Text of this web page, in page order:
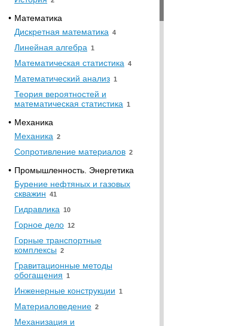
• Математика
Дискретная математика 4
Линейная алгебра 1
Математическая статистика 4
Математический анализ 1
Теория вероятностей и
математическая статистика 1
• Механика
Механика 2
Сопротивление материалов 2
• Промышленность. Энергетика
Бурение нефтяных и газовых
скважин 41
Гидравлика 10
Горное дело 12
Горные транспортные
комплексы 2
Гравитационные методы
обогащения 1
Инженерные конструкции 1
Материаловедение 2
Механизация и